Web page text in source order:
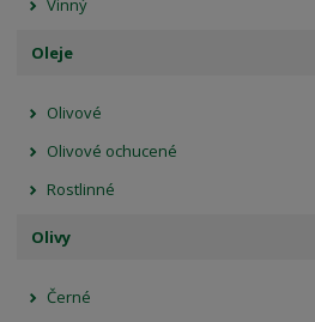
Vinný
Oleje
Olivové
Olivové ochucené
Rostlinné
Olivy
Černé